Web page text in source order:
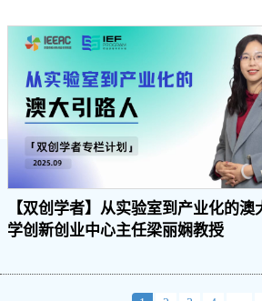
【双创学者】从实验室到产业化的
学创新创业中心主任梁丽娴教授